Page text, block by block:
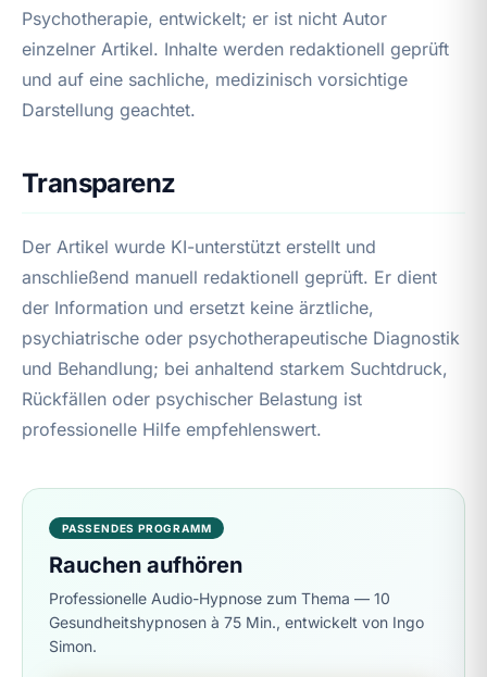
Psychotherapie, entwickelt; er ist nicht Autor
einzelner Artikel. Inhalte werden redaktionell geprüft
und auf eine sachliche, medizinisch vorsichtige
Darstellung geachtet.
Transparenz
Der Artikel wurde KI-unterstützt erstellt und
anschließend manuell redaktionell geprüft. Er dient
der Information und ersetzt keine ärztliche,
psychiatrische oder psychotherapeutische Diagnostik
und Behandlung; bei anhaltend starkem Suchtdruck,
Rückfällen oder psychischer Belastung ist
professionelle Hilfe empfehlenswert.
PASSENDES PROGRAMM
Rauchen aufhören
Professionelle Audio-Hypnose zum Thema — 10
Gesundheitshypnosen à 75 Min., entwickelt von Ingo
Simon.